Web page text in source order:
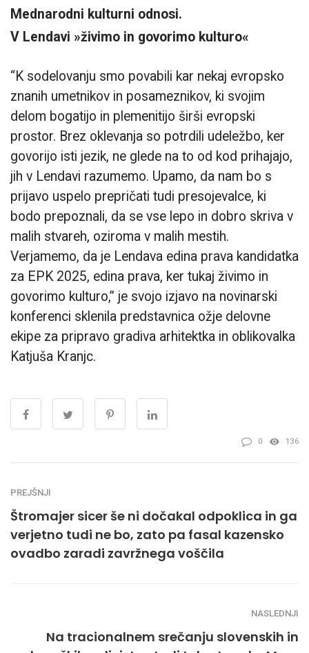
Mednarodni kulturni odnosi.
V Lendavi »živimo in govorimo kulturo«
“K sodelovanju smo povabili kar nekaj evropsko
znanih umetnikov in posameznikov, ki svojim
delom bogatijo in plemenitijo širši evropski
prostor. Brez oklevanja so potrdili udeležbo, ker
govorijo isti jezik, ne glede na to od kod prihajajo,
jih v Lendavi razumemo. Upamo, da nam bo s
prijavo uspelo prepričati tudi presojevalce, ki
bodo prepoznali, da se vse lepo in dobro skriva v
malih stvareh, oziroma v malih mestih.
Verjamemo, da je Lendava edina prava kandidatka
za EPK 2025, edina prava, ker tukaj živimo in
govorimo kulturo,” je svojo izjavo na novinarski
konferenci sklenila predstavnica ožje delovne
ekipe za pripravo gradiva arhitektka in oblikovalka
Katjuša Kranjc.
0 136
PREJŠNJI
Štromajer sicer še ni dočakal odpoklica in ga
verjetno tudi ne bo, zato pa fasal kazensko
ovadbo zaradi zavržnega voščila
NASLEDNJI
Na tracionalnem srečanju slovenskih in